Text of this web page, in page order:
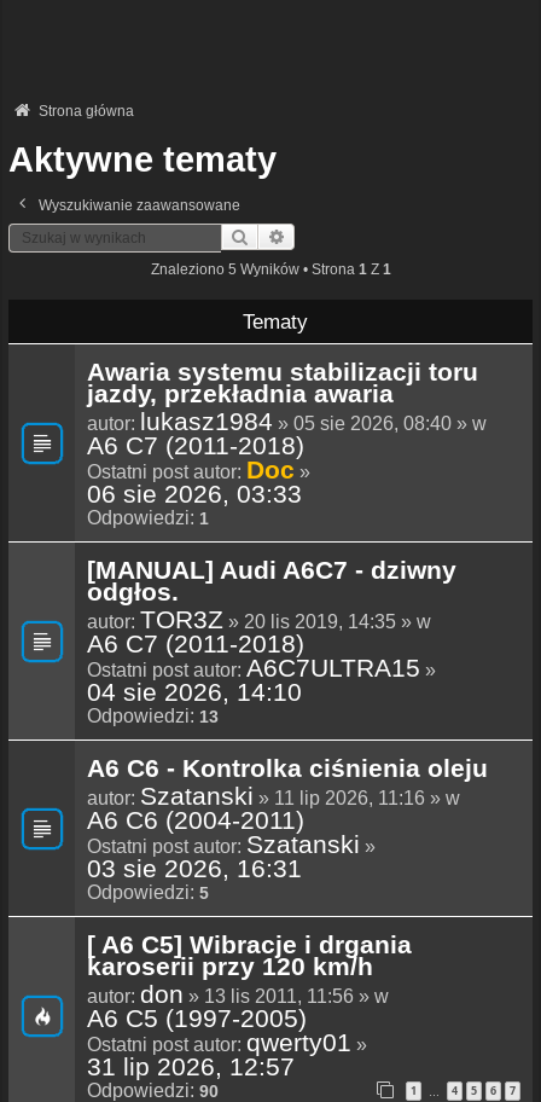
Strona główna
Aktywne tematy
Wyszukiwanie zaawansowane
Szukaj
Znaleziono 5 Wyników • Strona 1 Z 1
Tematy
Awaria systemu stabilizacji toru
jazdy, przekładnia awaria
autor: lukasz1984 » 05 sie 2026, 08:40 » w
A6 C7 (2011-2018)
Ostatni post autor: Doc »
06 sie 2026, 03:33
Odpowiedzi: 1
[MANUAL] Audi A6C7 - dziwny
odgłos.
autor: TOR3Z » 20 lis 2019, 14:35 » w
A6 C7 (2011-2018)
Ostatni post autor: A6C7ULTRA15 »
04 sie 2026, 14:10
Odpowiedzi: 13
A6 C6 - Kontrolka ciśnienia oleju
autor: Szatanski » 11 lip 2026, 11:16 » w
A6 C6 (2004-2011)
Ostatni post autor: Szatanski »
03 sie 2026, 16:31
Odpowiedzi: 5
[ A6 C5] Wibracje i drgania
karoserii przy 120 km/h
autor: don » 13 lis 2011, 11:56 » w
A6 C5 (1997-2005)
Ostatni post autor: qwerty01 »
31 lip 2026, 12:57
Odpowiedzi: 90 1 … 4 5 6 7